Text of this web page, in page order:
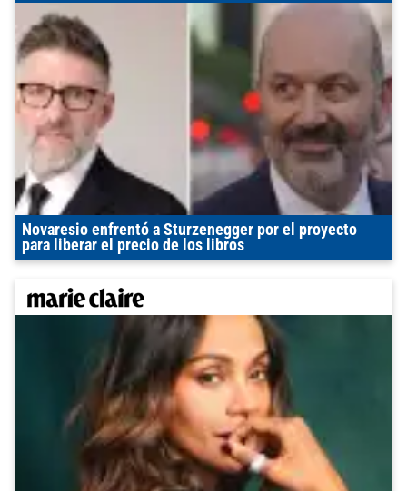
Novaresio enfrentó a Sturzenegger por el proyecto
para liberar el precio de los libros